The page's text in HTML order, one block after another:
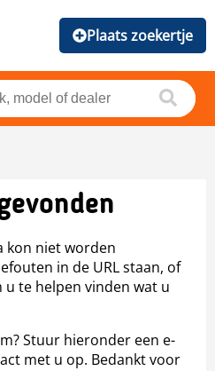
Plaats zoekertje
kon niet worden
in de URL staan, of
te helpen vinden wat u
Stuur hieronder een e-
met u op. Bedankt voor